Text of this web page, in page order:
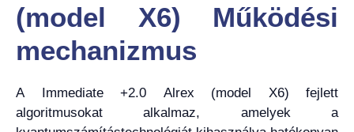
(model X6) Működési
mechanizmus
A Immediate +2.0 Alrex (model X6) fejlett
algoritmusokat alkalmaz, amelyek a